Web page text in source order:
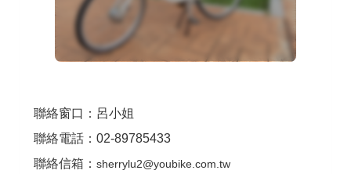
聯絡窗口 ： 呂小姐
聯絡電話 ： 02-89785433
聯絡信箱 ： sherrylu2@youbike.com.tw